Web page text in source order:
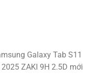
Galaxy Tab S11
ZAKI 9H 2.5D mới